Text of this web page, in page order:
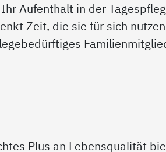
Aufenthalt in der
Zeit, die sie für sich nutzen
Plus an Lebensqualität